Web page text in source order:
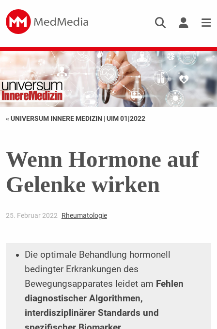
« UNIVERSUM INNERE MEDIZIN |UIM 01|2022
Wenn Hormone auf
Gelenke wirken
25. Februar 2022 Rheumatologie
Die optimale Behandlung hormonell
bedingter Erkrankungen des
Bewegungsapparates leidet am Fehlen
diagnostischer Algorithmen,
interdisziplinärer Standards und